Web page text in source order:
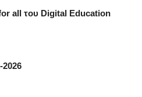
all του Digital Education
2026